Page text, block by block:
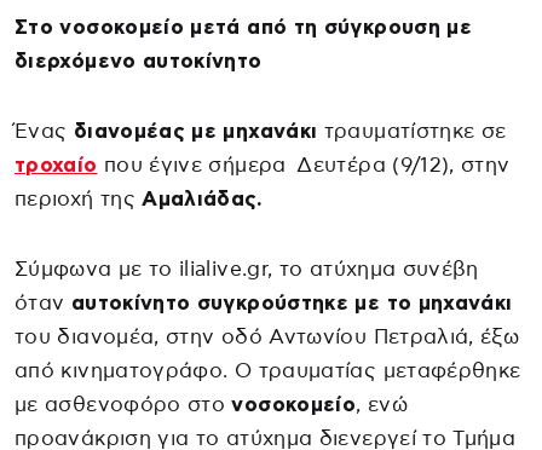
Στο νοσοκομείο μετά από τη σύγκρουση με
διερχόμενο αυτοκίνητο
Ένας διανομέας με μηχανάκι τραυματίστηκε σε
τροχαίο που έγινε σήμερα Δευτέρα (9/12), στην
περιοχή τηςΑμαλιάδας.
Σύμφωνα με το ilialive.gr, το ατύχημα συνέβη
όταν αυτοκίνητο συγκρούστηκε με το μηχανάκι
του διανομέα, στην οδό Αντωνίου Πετραλιά, έξω
από κινηματογράφο. Ο τραυματίας μεταφέρθηκε
με ασθενοφόρο στονοσοκομείο, ενώ
προανάκριση για το ατύχημα διενεργεί το Τμήμα